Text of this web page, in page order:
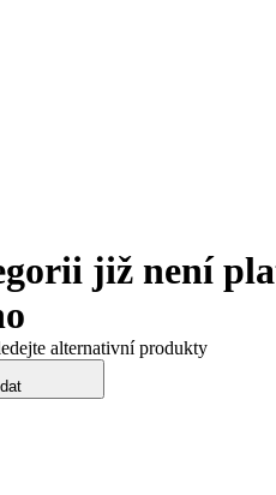
již není
alternativní produkty